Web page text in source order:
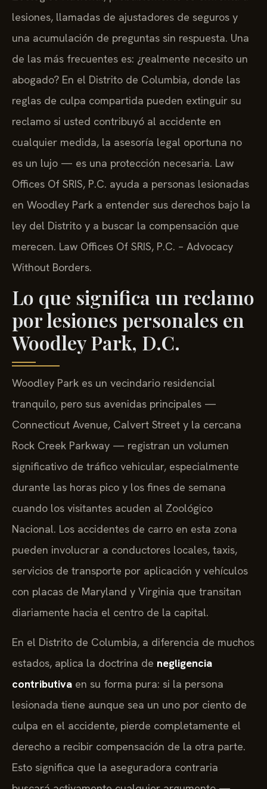
lesiones, llamadas de ajustadores de seguros y
una acumulación de preguntas sin respuesta. Una
de las más frecuentes es: ¿realmente necesito un
abogado? En el Distrito de Columbia, donde las
reglas de culpa compartida pueden extinguir su
reclamo si usted contribuyó al accidente en
cualquier medida, la asesoría legal oportuna no
es un lujo — es una protección necesaria. Law
Offices Of SRIS, P.C. ayuda a personas lesionadas
en Woodley Park a entender sus derechos bajo la
ley del Distrito y a buscar la compensación que
merecen. Law Offices Of SRIS, P.C. – Advocacy
Without Borders.
Lo que significa un reclamo
por lesiones personales en
Woodley Park, D.C.
Woodley Park es un vecindario residencial
tranquilo, pero sus avenidas principales —
Connecticut Avenue, Calvert Street y la cercana
Rock Creek Parkway — registran un volumen
significativo de tráfico vehicular, especialmente
durante las horas pico y los fines de semana
cuando los visitantes acuden al Zoológico
Nacional. Los accidentes de carro en esta zona
pueden involucrar a conductores locales, taxis,
servicios de transporte por aplicación y vehículos
con placas de Maryland y Virginia que transitan
diariamente hacia el centro de la capital.
En el Distrito de Columbia, a diferencia de muchos
estados, aplica la doctrina de negligencia
contributiva en su forma pura: si la persona
lesionada tiene aunque sea un uno por ciento de
culpa en el accidente, pierde completamente el
derecho a recibir compensación de la otra parte.
Esto significa que la aseguradora contraria